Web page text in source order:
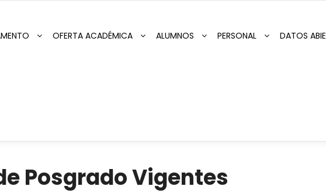
OFERTA ACADÉMICA ALUMNOS PERSONAL DATOS
Posgrado Vigentes